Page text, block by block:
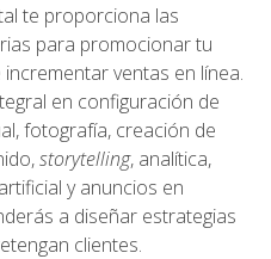
te proporciona las
para promocionar tu
ventas en línea.
en configuración de
fotografía, creación de
storytelling, analítica,
y anuncios en
a diseñar estrategias
clientes.